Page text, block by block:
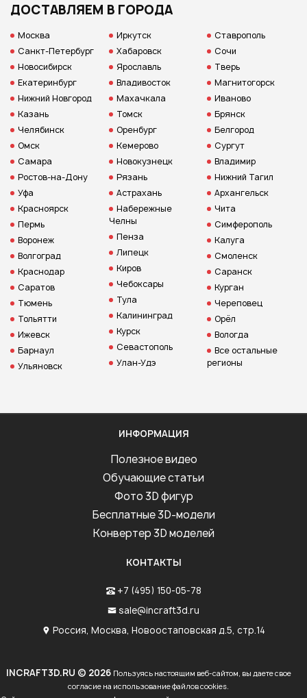
ДОСТАВЛЯЕМ В ГОРОДА
Москва
Санкт-Петербург
Новосибирск
Екатеринбург
Нижний Новгород
Казань
Челябинск
Омск
Самара
Ростов-на-Дону
Уфа
Красноярск
Пермь
Воронеж
Волгоград
Краснодар
Саратов
Тюмень
Тольятти
Ижевск
Барнаул
Ульяновск
Иркутск
Хабаровск
Ярославль
Владивосток
Махачкала
Томск
Оренбург
Кемерово
Новокузнецк
Рязань
Астрахань
Набережные
Челны
Пенза
Липецк
Киров
Чебоксары
Тула
Калининград
Курск
Севастополь
Улан-Удэ
Ставрополь
Сочи
Тверь
Магнитогорск
Иваново
Брянск
Белгород
Сургут
Владимир
Нижний Тагил
Архангельск
Чита
Симферополь
Калуга
Смоленск
Саранск
Курган
Череповец
Орёл
Вологда
Все остальные
регионы
ИНФОРМАЦИЯ
Полезное видео
Обучающие статьи
Фото 3D фигур
Бесплатные 3D-модели
Конвертер 3D моделей
КОНТАКТЫ
+7 (495) 150-05-78
sale@incraft3d.ru
Россия, Москва, Новоостаповская д.5, стр.14
INCRAFT3D.RU © 2026 Пользуясь настоящим веб-сайтом, вы даете свое
согласие на использование файлов cookies.